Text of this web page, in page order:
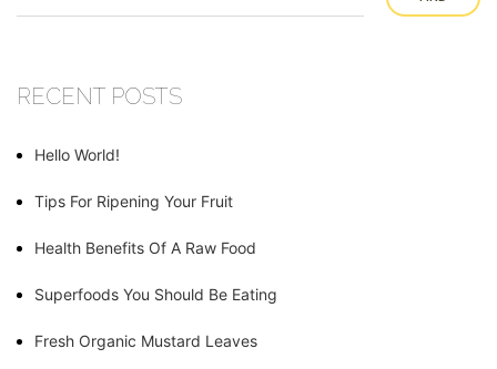
RECENT POSTS
Hello World!
Tips For Ripening Your Fruit
Health Benefits Of A Raw Food
Superfoods You Should Be Eating
Fresh Organic Mustard Leaves